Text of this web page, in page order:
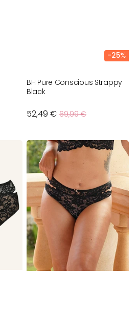
-25%
BH Pure Conscious Strappy
Black
Normaler
69,99 €Verkaufspreis
52,49 €
String
True
Luna
Night